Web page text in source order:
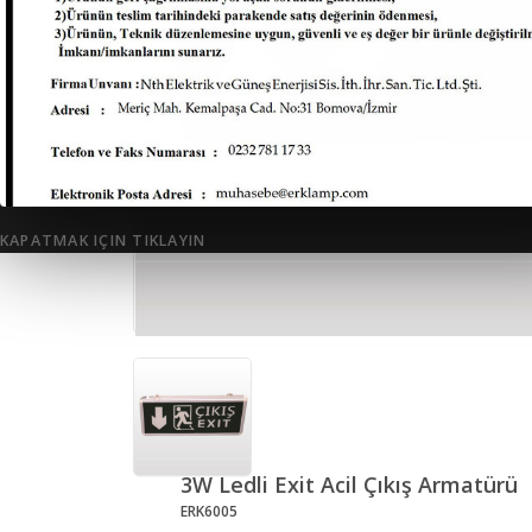
KAPATMAK IÇIN TIKLAYIN
3W Ledli Exit Acil Çıkış Armatürü
ERK6005